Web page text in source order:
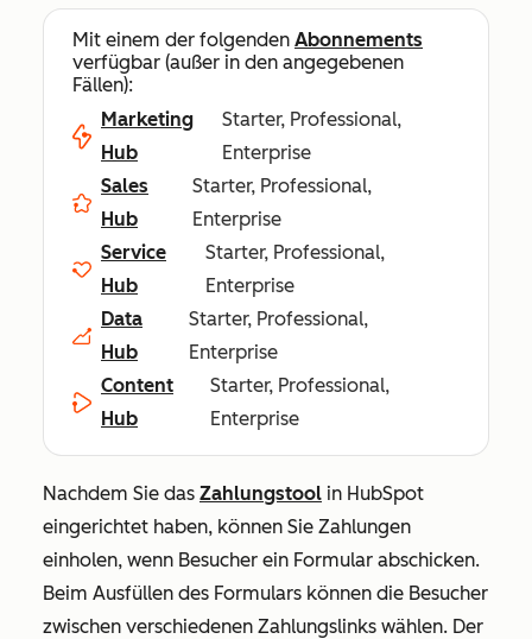
Mit einem der folgenden Abonnements
verfügbar (außer in den angegebenen
Fällen):
Marketing
Hub
Starter, Professional,
Enterprise
Sales
Hub
Starter, Professional,
Enterprise
Service
Hub
Starter, Professional,
Enterprise
Data
Hub
Starter, Professional,
Enterprise
Content
Hub
Starter, Professional,
Enterprise
Nachdem Sie das Zahlungstool in HubSpot
eingerichtet haben, können Sie Zahlungen
einholen, wenn Besucher ein Formular abschicken.
Beim Ausfüllen des Formulars können die Besucher
zwischen verschiedenen Zahlungslinks wählen. Der